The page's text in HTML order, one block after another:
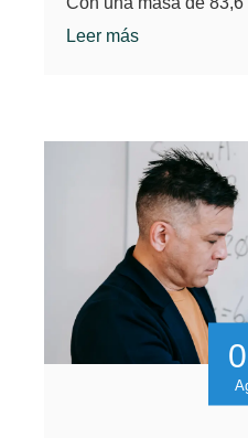
Leer más